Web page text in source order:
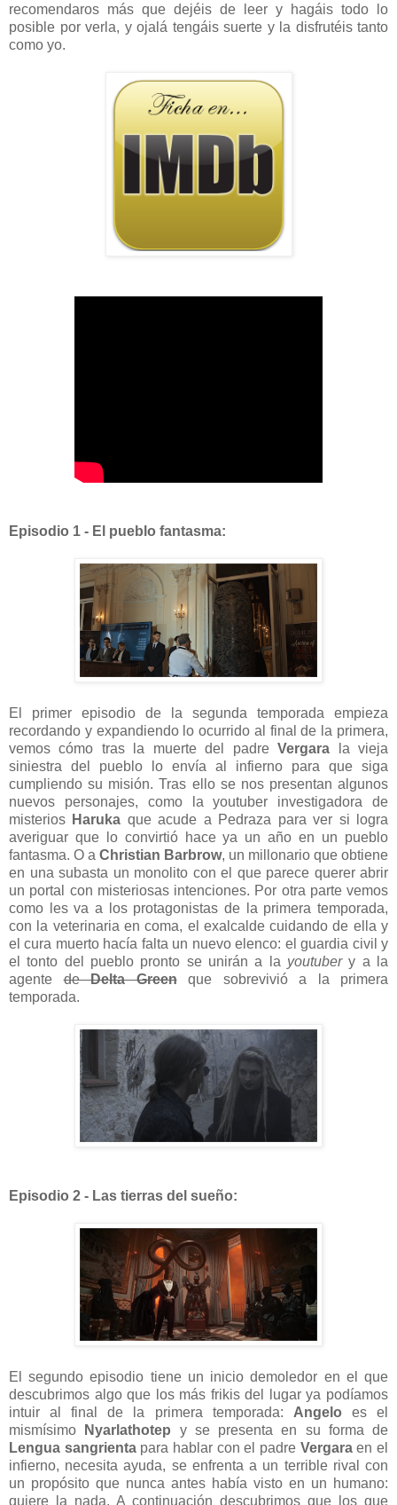
recomendaros más que dejéis de leer y hagáis todo lo
posible por verla, y ojalá tengáis suerte y la disfrutéis tanto
como yo.
Episodio 1 - El pueblo fantasma:
El primer episodio de la segunda temporada empieza
recordando y expandiendo lo ocurrido al final de la primera,
vemos cómo tras la muerte del padreVergara la vieja
siniestra del pueblo lo envía al infierno para que siga
cumpliendo su misión. Tras ello se nos presentan algunos
nuevos personajes, como la youtuber investigadora de
misterios Haruka que acude a Pedraza para ver si logra
averiguar que lo convirtió hace ya un año en un pueblo
fantasma. O a Christian Barbrow, un millonario que obtiene
en una subasta un monolito con el que parece querer abrir
un portal con misteriosas intenciones. Por otra parte vemos
como les va a los protagonistas de la primera temporada,
con la veterinaria en coma, el exalcalde cuidando de ella y
el cura muerto hacía falta un nuevo elenco: el guardia civil y
el tonto del pueblo pronto se unirán a la youtubery a la
agentedeDelta Greenque sobrevivió a la primera
temporada.
Episodio 2 - Las tierras del sueño:
El segundo episodio tiene un inicio demoledor en el que
descubrimos algo que los más frikis del lugar ya podíamos
intuir al final de la primera temporada: Angelo es el
mismísimo
Nyarlathotep y se presenta en su forma de
Lengua sangrientapara hablar con el padre Vergaraen el
infierno, necesita ayuda, se enfrenta a un terrible rival con
un propósito que nunca antes había visto en un humano:
quiere la nada. A continuación descubrimos que los que